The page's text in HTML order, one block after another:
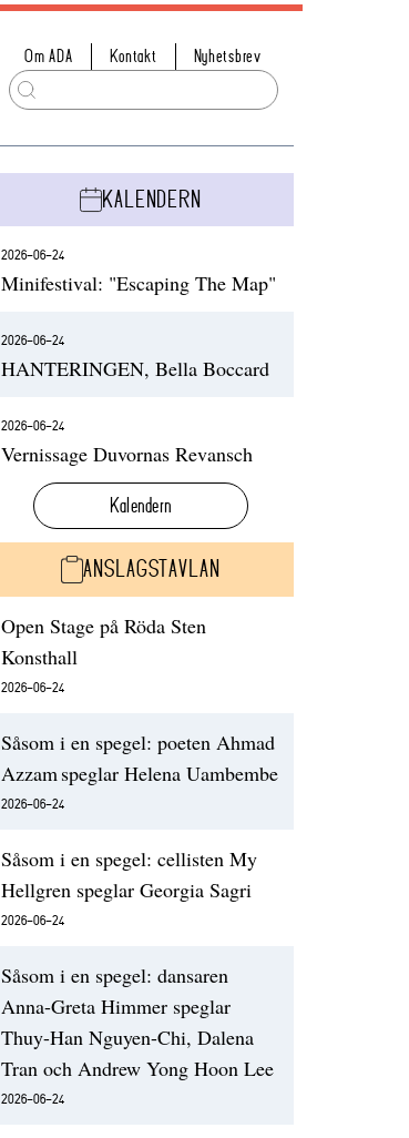
Om ADA Kontakt Nyhetsbrev
KALENDERN
2026-06-24
Minifestival: "Escaping The Map"
2026-06-24
HANTERINGEN, Bella Boccard
2026-06-24
Vernissage Duvornas Revansch
Kalendern
ANSLAGSTAVLAN
Open Stage på Röda Sten
Konsthall
2026-06-24
Såsom i en spegel: poeten Ahmad
Azzam speglar Helena Uambembe
2026-06-24
Såsom i en spegel: cellisten My
Hellgren speglar Georgia Sagri
2026-06-24
Såsom i en spegel: dansaren
Anna-Greta Himmer speglar
Thuy-Han Nguyen-Chi, Dalena
Tran och Andrew Yong Hoon Lee
2026-06-24